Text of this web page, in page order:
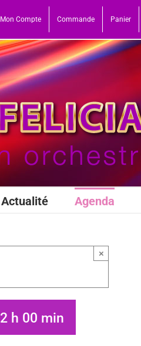
Mon Compte Commande Panier
Actualité Agenda
×
2 h 00 min